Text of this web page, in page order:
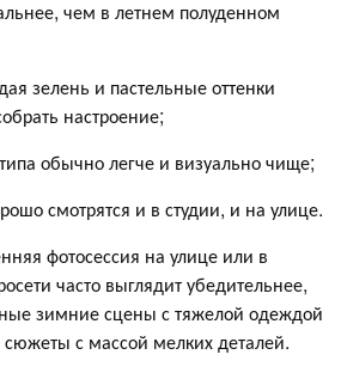
чем в летнем полуденном
зелень и пастельные оттенки
настроение;
обычно легче и визуально чище;
смотрятся и в студии, и на улице.
фотосессия на улице или в
часто выглядит убедительнее,
зимние сцены с тяжелой одеждой
с массой мелких деталей.